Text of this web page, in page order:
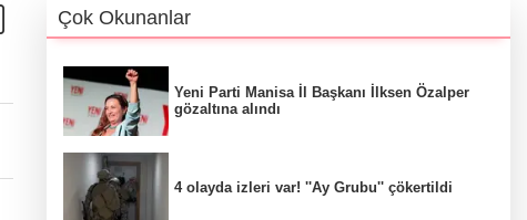
Çok Okunanlar
Yeni Parti Manisa İl Başkanı İlksen Özalper
gözaltına alındı
4 olayda izleri var! ''Ay Grubu'' çökertildi